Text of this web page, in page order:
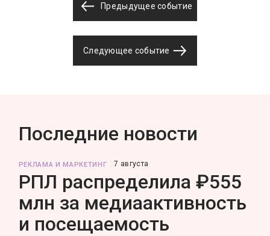
Предыдущее событие
Следующее событие
Последние новости
РЕКЛАМА И МАРКЕТИНГ 7 августа
РПЛ распределила ₽555
млн за медиаактивность
и посещаемость